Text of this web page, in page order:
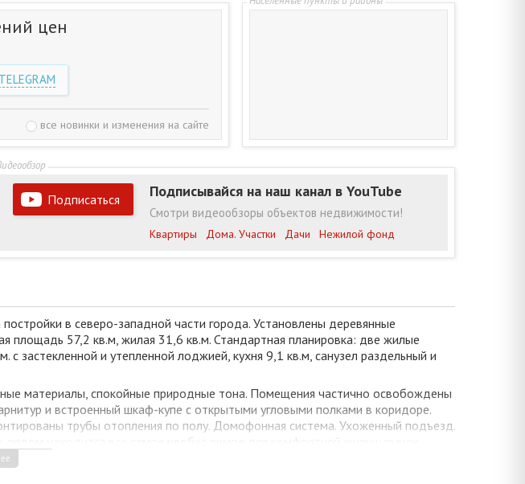
цен
TELEGRAM
все новинки и изменения на сайте
Подписаться Подписывайся на наш канал в YouTube
Смотри видеообзоры объектов недвижимости!
Квартиры Дома. Участки Дачи Нежилой фонд
в северо-западной части города. Установлены деревянные
57,2 кв.м, жилая 31,6 кв.м. Стандартная планировка: две жилые
застекленной и утепленной лоджией, кухня 9,1 кв.м, санузел раздельный и
материалы, спокойные природные тона. Помещения частично освобождены
и встроенный шкаф-купе с открытыми угловыми полками в коридоре.
трубы отопления по полу. Домофонная система. Ухоженный подъезд.